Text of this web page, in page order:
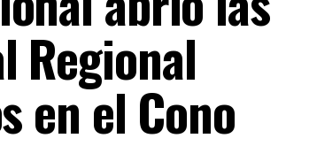
Regional
en el Cono